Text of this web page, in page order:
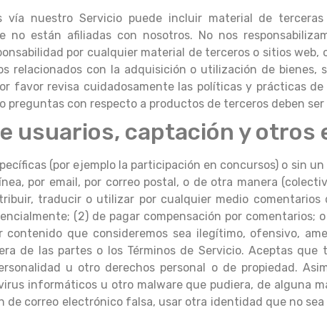
vía nuestro Servicio puede incluir material de
no están afiliadas con nosotros. No nos
por cualquier material de terceros o sitios
relacionados con la adquisición o utilización de
favor revisa cuidadosamente las políticas y prácticas
con respecto a productos de terceros deben
usuarios, captación y otros
(por ejemplo la participación en concursos) o sin
por email, por correo postal, o de otra manera
traducir o utilizar por cualquier medio
(2) de pagar compensación por comentarios;
que consideremos sea ilegítimo, ofensivo,
de las partes o los Términos de Servicio. Aceptas
u otro derechos personal o de propiedad.
informáticos u otro malware que pudiera, de alguna
correo electrónico falsa, usar otra identidad que no